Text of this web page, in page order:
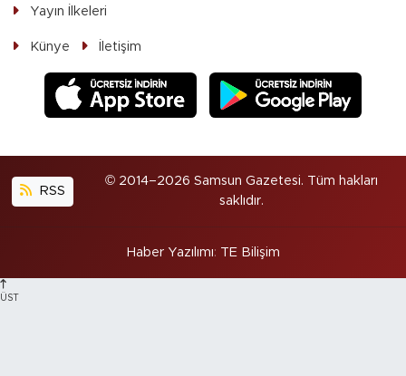
Yayın İlkeleri
Künye İletişim
RSS
© 2014–2026 Samsun Gazetesi. Tüm hakları
saklıdır.
Haber Yazılımı: TE Bilişim
ÜST